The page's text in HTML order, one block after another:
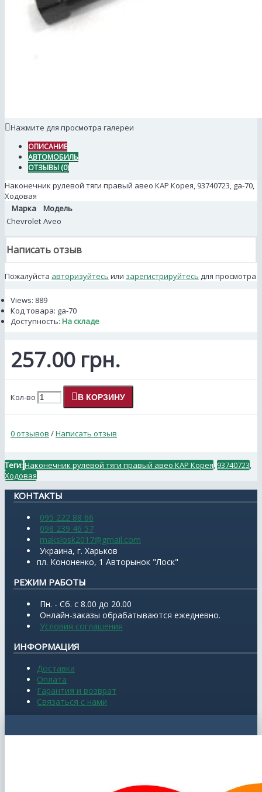
Нажмите для просмотра галереи
ОПИСАНИЕ
АВТОМОБИЛЬ
ОТЗЫВЫ (0)
Наконечник рулевой тяги правый авео КАР Корея, 93740723, ga-70,
Ходовая
Марка
Модель
Chevrolet Aveo
Написать отзыв
Пожалуйста авторизуйтесь или зарегистрируйтесь для просмотра
Views: 889
Код товара: ga-70
Доступность: На складе
257.00 грн.
Кол-во В КОРЗИНУ
0 отзывов /Написать отзыв
Теги:Наконечник рулевой тяги правый авео КАР Корея 93740723
Ходовая
КОНТАКТЫ
095 222 88 66
098 239 46 57
makslosk2017@gmail.com
Украина, г. Харьков
пл. Кононенко, 1 Авторынок "Лоск"
РЕЖИМ РАБОТЫ
Пн. - Сб. с 8.00 до 20.00
Онлайн-заказы обрабатываются ежедневно.
Условия соглашения
ИНФОРМАЦИЯ
Доставка
Оплата
Гарантия и возврат
Связаться с нами